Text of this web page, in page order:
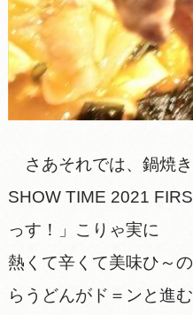
さあそれでは、鍋焼
SHOW TIME 2021
っす！」こりゃ実に
熱くて辛くて美味ひ～
らうどんがド＝ンと進